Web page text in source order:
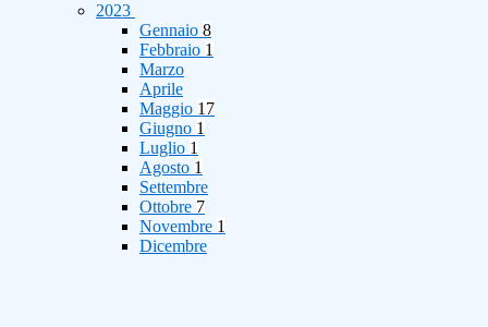
2023
Gennaio 8
Febbraio 1
Marzo
Aprile
Maggio 17
Giugno 1
Luglio 1
Agosto 1
Settembre
Ottobre 7
Novembre 1
Dicembre